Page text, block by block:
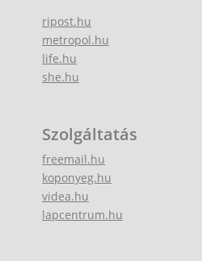
ripost.hu
metropol.hu
life.hu
she.hu
Szolgáltatás
freemail.hu
koponyeg.hu
videa.hu
lapcentrum.hu